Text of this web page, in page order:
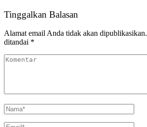
Tinggalkan Balasan
Alamat email Anda tidak akan dipublikasikan.
ditandai *